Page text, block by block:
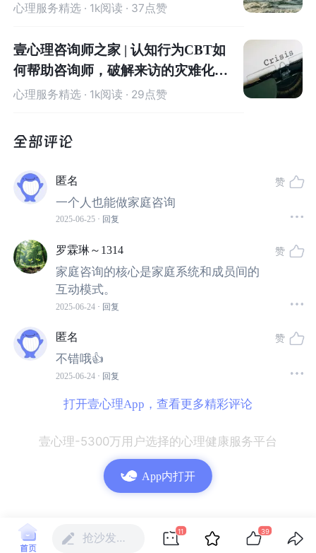
起到效果。
我们现实中常常会遇到家庭成员无法或死活不愿意参加的
情况，例如一些青少年的问题。
青少年不认为自己有问题，“有病的是父母，不是我”，他们
室。
当一个人进行家庭咨询时，家庭咨询师依然可以运用家庭
咨询的核心原理——系统观——来开展工作，这本身就是
一种家庭咨询形式。
那么，系统观最核心的原理是什么？
简单来说，无论是原生家庭还是新生家庭，都是一个完整
的系统。
这个系统包含家庭成员以及成员之间的关系，我们称之为
在这个系统中，成员之间是紧密相连、相互影响的——
个成员的变化，必然会引起其他成员的变化
心理服务精选 · 1k阅读 · 37点赞
壹心理咨询师之家 | 认知行为CBT如
何帮助咨询师，破解来访的灾难化思
维
心理服务精选 · 1k阅读 · 29点赞
匿名
一个人也能做家庭咨询
2025-06-25 · 回复
赞
罗霖琳～1314
家庭咨询的核心是家庭系统和成员间的
互动模式。
2025-06-24 · 回复
赞
匿名
不错哦👍
2025-06-24 · 回复
赞
打开壹心理App，查看更多精彩评论
壹心理-5300万用户选择的心理健康服务平台
抢沙发…
11 39
App内打开